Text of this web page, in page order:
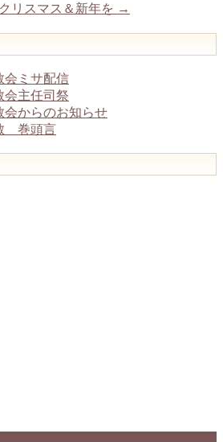
リスマス＆新年を →
会ミサ配信
会主任司祭
会からのお知らせ
巻頭言